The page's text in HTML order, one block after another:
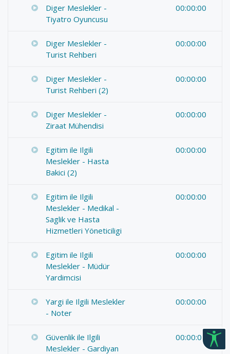
Diger Meslekler -
Tiyatro Oyuncusu
00:00:00
Diger Meslekler -
Turist Rehberi
00:00:00
Diger Meslekler -
Turist Rehberi (2)
00:00:00
Diger Meslekler -
Ziraat Mühendisi
00:00:00
Egitim ile Ilgili
Meslekler - Hasta
Bakici (2)
00:00:00
Egitim ile Ilgili
Meslekler - Medikal -
Saglik ve Hasta
Hizmetleri Yöneticiligi
00:00:00
Egitim ile Ilgili
Meslekler - Müdür
Yardimcisi
00:00:00
Yargi ile Ilgili Meslekler
- Noter
00:00:00
Güvenlik ile Ilgili
Meslekler - Gardiyan
00:00:00